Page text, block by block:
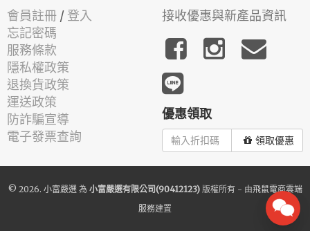
會員註冊 / 登入
忘記密碼
服務條款
隱私權政策
退換貨政策
運送政策
防詐騙宣導
電子發票查詢
接收優惠與新產品資訊
優惠領取
領取優惠
© 2026. 小富嚴選為 小富嚴選有限公司(90412123)版權所有 - 由飛鼠電商雲端
服務建置